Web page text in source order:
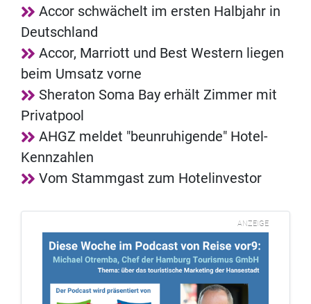
Accor schwächelt im ersten Halbjahr in
Deutschland
Accor, Marriott und Best Western liegen
beim Umsatz vorne
Sheraton Soma Bay erhält Zimmer mit
Privatpool
AHGZ meldet "beunruhigende" Hotel-
Kennzahlen
Vom Stammgast zum Hotelinvestor
ANZEIGE